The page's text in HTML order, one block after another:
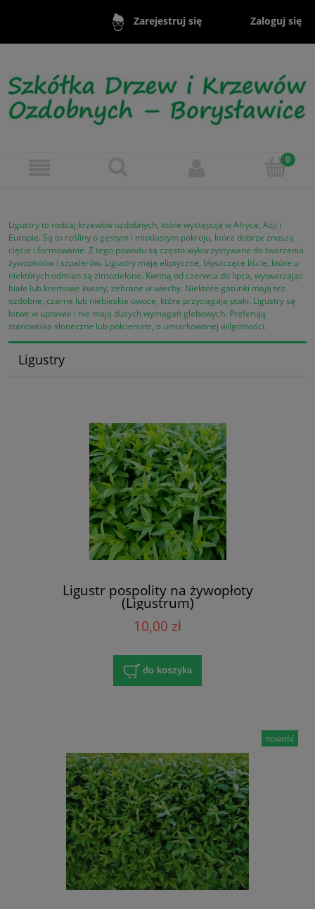
Zarejestruj się Zaloguj się
Ligustry to rodzaj krzewów ozdobnych, które występują w Afryce, Azji i
Europie. Są to rośliny o gęstym i miotlastym pokroju, które dobrze znoszą
cięcie i formowanie. Z tego powodu są często wykorzystywane do tworzenia
żywopłotów i szpalerów. Ligustry mają eliptyczne, błyszczące liście, które u
niektórych odmian są zimozielone. Kwitną od czerwca do lipca, wytwarzając
białe lub kremowe kwiaty, zebrane w wiechy. Niektóre gatunki mają też
ozdobne, czarne lub niebieskie owoce, które przyciągają ptaki. Ligustry są
łatwe w uprawie i nie mają dużych wymagań glebowych. Preferują
stanowiska słoneczne lub półcieniste, o umiarkowanej wilgotności.
Ligustry
Ligustr pospolity na żywopłoty
(Ligustrum)
10,00 zł
do koszyka
nowość